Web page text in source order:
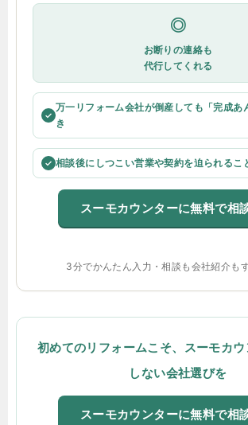
◎
お断りの連絡も
代行してくれる
✓
万一リフォーム会社が倒産しても「完成あ
き
✓ 相談後にしつこい営業や契約を迫られるこ
スーモカウンターに無料で相
3分でかんたん入力・相談も会社紹介も
初めてのリフォームこそ、スーモカ
しない会社選びを
スーモカウンターに無料で相